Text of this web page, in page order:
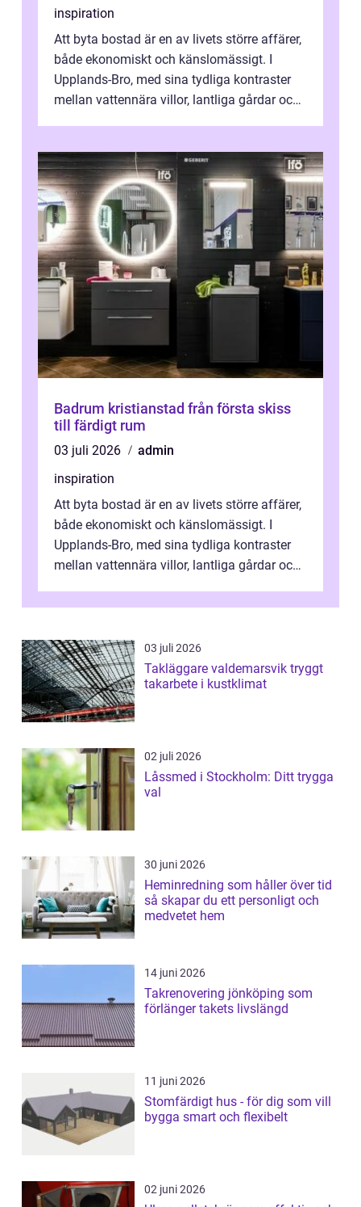
inspiration
Att byta bostad är en av livets större affärer,
både ekonomiskt och känslomässigt. I
Upplands-Bro, med sina tydliga kontraster
mellan vattennära villor, lantliga gårdar och
Badrum kristianstad från första skiss
till färdigt rum
03 juli 2026
admin
inspiration
Att byta bostad är en av livets större affärer,
både ekonomiskt och känslomässigt. I
Upplands-Bro, med sina tydliga kontraster
mellan vattennära villor, lantliga gårdar och
03 juli 2026
Takläggare valdemarsvik tryggt
takarbete i kustklimat
02 juli 2026
Låssmed i Stockholm: Ditt trygga
val
30 juni 2026
Heminredning som håller över tid
så skapar du ett personligt och
medvetet hem
14 juni 2026
Takrenovering jönköping som
förlänger takets livslängd
11 juni 2026
Stomfärdigt hus - för dig som vill
bygga smart och flexibelt
02 juni 2026